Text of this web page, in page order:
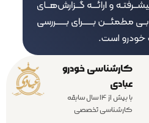
کارشناسی خودرو
عبادی
با بیش از 14 سال سابقه
کارشناسی تخصصی